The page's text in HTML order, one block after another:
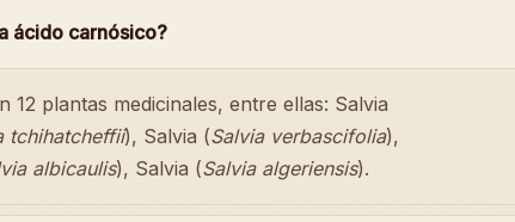
ácido carnósico?
plantas medicinales, entre ellas: Salvia
tchihatcheffii), Salvia (Salvia verbascifolia),
albicaulis), Salvia (Salvia algeriensis).